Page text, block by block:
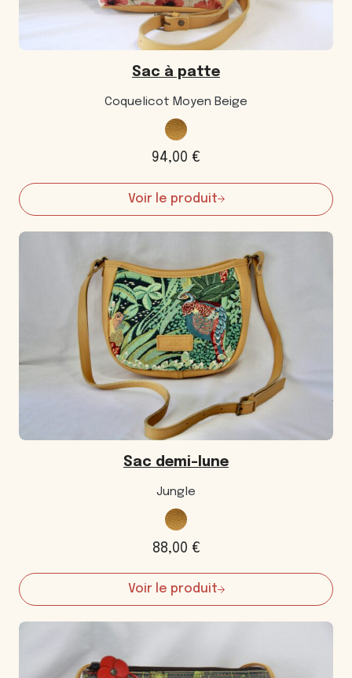
Sac à patte
Coquelicot Moyen Beige
94,00 €
Voir le produit
:
Sac
à
Sac demi-lune
Jungle
88,00 €
Voir le produit
:
Sac
demi-